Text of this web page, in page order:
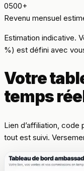
0500+
Revenu mensuel
Estimation indicative.
%) est défini avec
Votre
temps
Lien d’affiliation,
tout est suivi.